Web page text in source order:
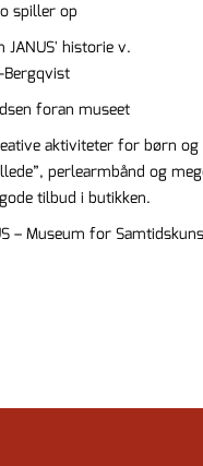
spiller op
historie v.
Bergqvist
foran museet
aktiviteter for børn og
perlearmbånd og
tilbud i butikken.
– Museum for